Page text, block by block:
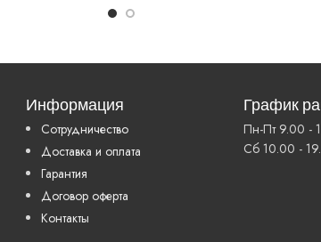
Информация
Сотрудничество
Доставка и оплата
Гарантия
Договор оферта
Контакты
График
Пн-Пт 9.00 -
Сб 10.00 -